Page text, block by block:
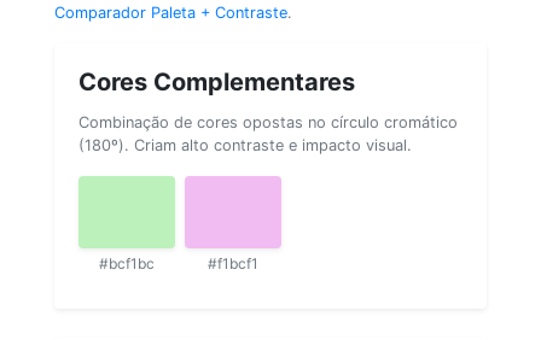
Comparador Paleta + Contraste.
Cores Complementares
Combinação de cores opostas no círculo cromático
(180º). Criam alto contraste e impacto visual.
#bcf1bc #f1bcf1